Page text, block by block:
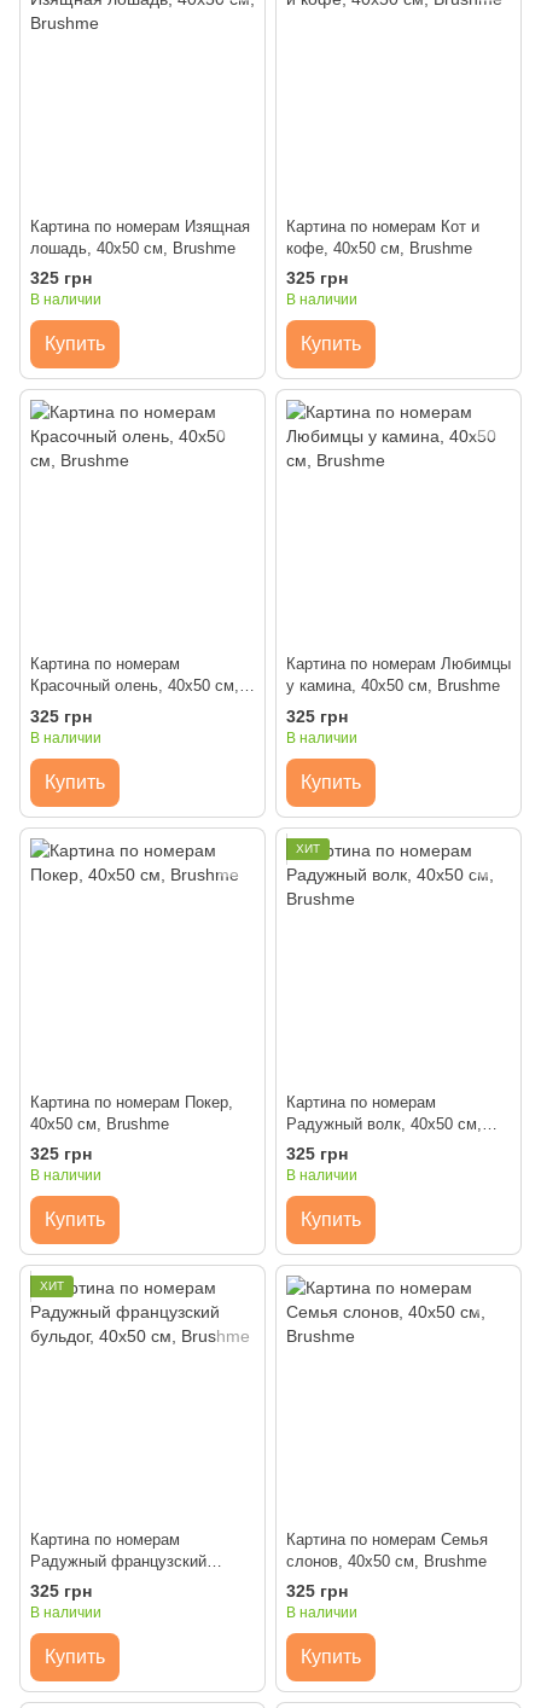
Картина по номерам Изящная
лошадь, 40x50 см, Brushme
325 грн
В наличии
Купить
Картина по номерам Кот и
кофе, 40x50 см, Brushme
325 грн
В наличии
Купить
Картина по номерам
Красочный олень, 40x50 см,
Brushme
325 грн
В наличии
Купить
Картина по номерам Любимцы
у камина, 40x50 см, Brushme
325 грн
В наличии
Купить
Картина по номерам Покер,
40x50 см, Brushme
325 грн
В наличии
Купить
ХИТ
Картина по номерам
Радужный волк, 40x50 см,
Brushme
325 грн
В наличии
Купить
ХИТ
Картина по номерам
Радужный французский
бульдог, 40x50 см, Brushme
325 грн
В наличии
Купить
Картина по номерам Семья
слонов, 40x50 см, Brushme
325 грн
В наличии
Купить